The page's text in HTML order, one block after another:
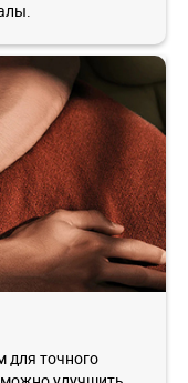
для точного